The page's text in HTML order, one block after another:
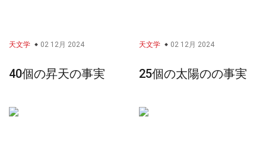
天文学 02 12月 2024
40個の昇天の事実
天文学 02 12月 2024
25個の太陽のの事実